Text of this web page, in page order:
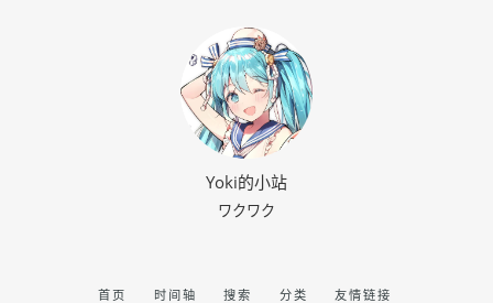
Yoki的小站
ワクワク
首页 时间轴 搜索 分类 友情链接